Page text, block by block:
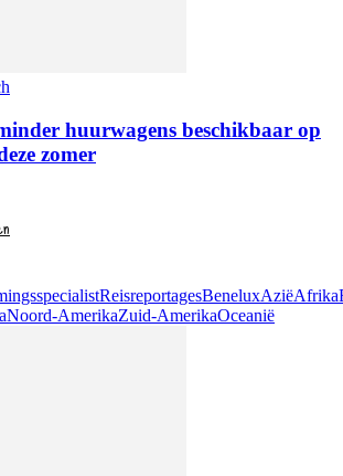
huurwagens beschikbaar op
zomer
ReisreportagesBeneluxAziëAfrika
Noord-AmerikaZuid-AmerikaOceanië